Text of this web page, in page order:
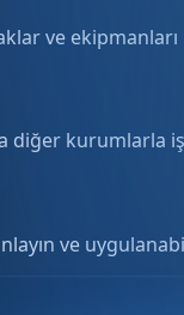
ve
diğer kurumlarla
ve